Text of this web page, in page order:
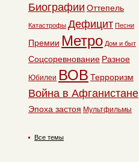
Биографии Оттепель
Катастрофы Дефицит Песни
Премии Метро Дом и быт
Соцсоревнование Разное
Юбилеи ВОВ Терроризм
Война в Афганистане
Эпоха застоя Мультфильмы
Все темы